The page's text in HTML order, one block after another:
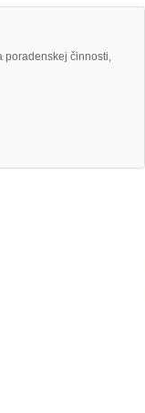
poradenskej činnosti,